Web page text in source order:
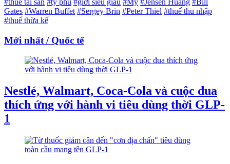
#thuế tài sản #tỷ phú #giới siêu giàu #Mỹ #Jensen Huang #Bill
Gates #Warren Buffet #Sergey Brin #Peter Thiel #thuế thu nhập
#thuế thừa kế
Mới nhất / Quốc tế
Nestlé, Walmart, Coca-Cola và cuộc đua
thích ứng với hành vi tiêu dùng thời GLP-
1